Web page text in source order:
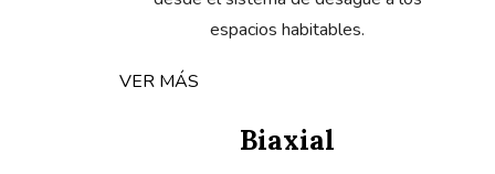
espacios habitables.
VER MÁS
Biaxial